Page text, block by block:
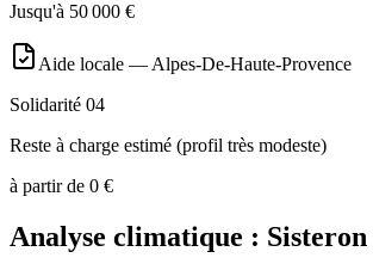
Jusqu'à 50 000 €
Aide locale — Alpes-De-Haute-Provence
Solidarité 04
Reste à charge estimé (profil très modeste)
à partir de 0 €
Analyse climatique : Sisteron